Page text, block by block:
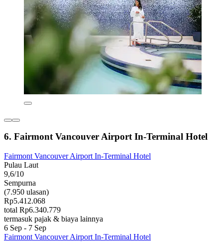
6. Fairmont Vancouver Airport In-Terminal Hotel
Fairmont Vancouver Airport In-Terminal Hotel
Pulau Laut
9,6/10
Sempurna
(7.950 ulasan)
Rp5.412.068
total Rp6.340.779
termasuk pajak & biaya lainnya
6 Sep - 7 Sep
Fairmont Vancouver Airport In-Terminal Hotel